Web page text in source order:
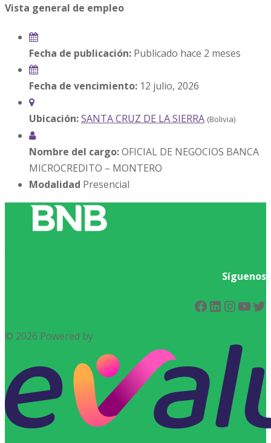
Vista general de empleo
Fecha de publicación: Publicado hace 2 meses
Fecha de vencimiento: 12 julio, 2026
Ubicación:SANTA CRUZ DE LA SIERRA (Bolivia)
Nombre del cargo:OFICIAL DE NEGOCIOS BANCA
MICROCREDITO – MONTERO
Modalidad Presencial
.
Síguenos
Facebook
LinkedIn
© 2026 Powered by